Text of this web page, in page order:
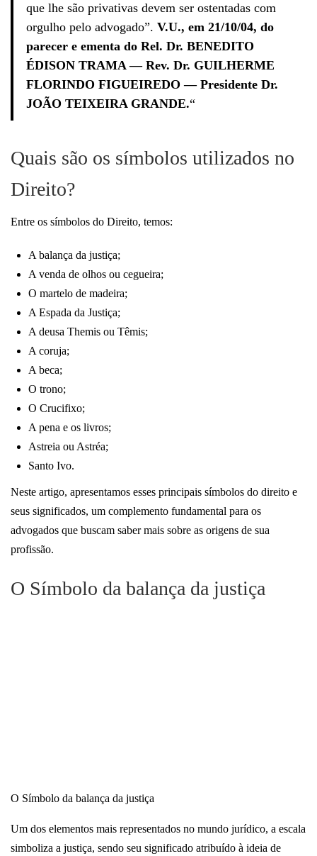
que lhe são privativas devem ser ostentadas com
orgulho pelo advogado”. V.U., em 21/10/04, do
parecer e ementa do Rel. Dr. BENEDITO
ÉDISON TRAMA — Rev. Dr. GUILHERME
FLORINDO FIGUEIREDO — Presidente Dr.
JOÃO TEIXEIRA GRANDE.“
Quais são os símbolos utilizados no
Direito?
Entre os símbolos do Direito, temos:
A balança da justiça;
A venda de olhos ou cegueira;
O martelo de madeira;
A Espada da Justiça;
A deusa Themis ou Têmis;
A coruja;
A beca;
O trono;
O Crucifixo;
A pena e os livros;
Astreia ou Astréa;
Santo Ivo.
Neste artigo, apresentamos esses principais símbolos do direito e
seus significados, um complemento fundamental para os
advogados que buscam saber mais sobre as origens de sua
profissão.
O Símbolo da balança da justiça
O Símbolo da balança da justiça
Um dos elementos mais representados no mundo jurídico, a escala
simboliza a justiça, sendo seu significado atribuído à ideia de